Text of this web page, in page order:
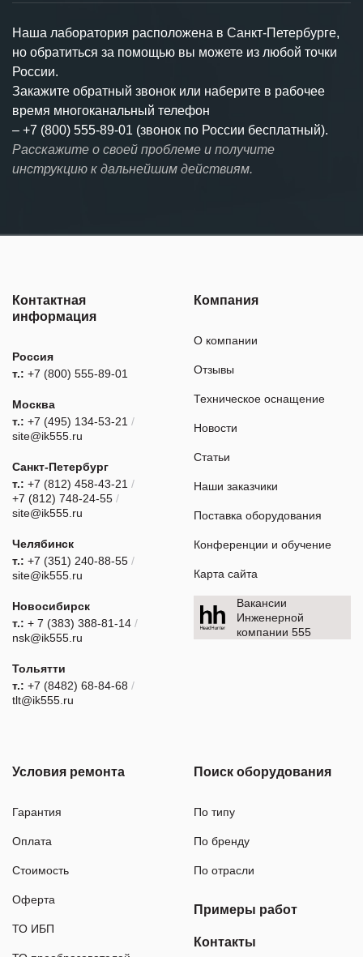
Наша лаборатория расположена в Санкт-Петербурге,
но обратиться за помощью вы можете из любой точки
России.
Закажите обратный звонок или наберите в рабочее
время многоканальный телефон
– +7 (800) 555-89-01 (звонок по России бесплатный).
Расскажите о своей проблеме и получите
инструкцию к дальнейшим действиям.
Контактная
информация
Россия
т.: +7 (800) 555-89-01
Москва
т.: +7 (495) 134-53-21 /
site@ik555.ru
Санкт-Петербург
т.: +7 (812) 458-43-21 /
+7 (812) 748-24-55 /
site@ik555.ru
Челябинск
т.: +7 (351) 240-88-55 /
site@ik555.ru
Новосибирск
т.: + 7 (383) 388-81-14 /
nsk@ik555.ru
Тольятти
т.: +7 (8482) 68-84-68 /
tlt@ik555.ru
Компания
О компании
Отзывы
Техническое оснащение
Новости
Статьи
Наши заказчики
Поставка оборудования
Конференции и обучение
Карта сайта
Вакансии
Инженерной
компании 555
Условия ремонта
Гарантия
Оплата
Стоимость
Оферта
ТО ИБП
Поиск оборудования
По типу
По бренду
По отрасли
Примеры работ
Контакты